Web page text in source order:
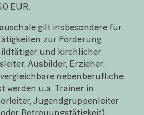
EUR.
gilt insbesondere für
zur Förderung
und kirchlicher
Ausbilder, Erzieher,
nebenberufliche
werden u.a. Trainer in
Jugendgruppenleiter
Betreuungstätigkeit),